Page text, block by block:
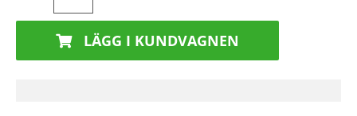
LÄGG I KUNDVAGNEN